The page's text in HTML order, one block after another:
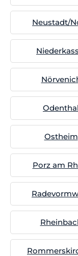
Neustadt/
Odenthal
Ostheim
Porz am